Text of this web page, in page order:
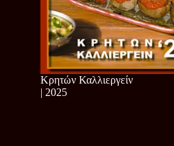
Κρητών Καλλιεργείν
| 2025